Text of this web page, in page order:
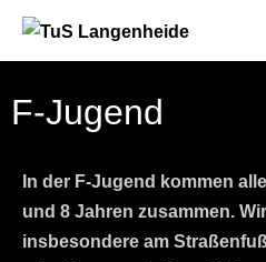
F-Jugend
In der F-Jugend kommen
und 8 Jahren zusammen.
insbesondere am